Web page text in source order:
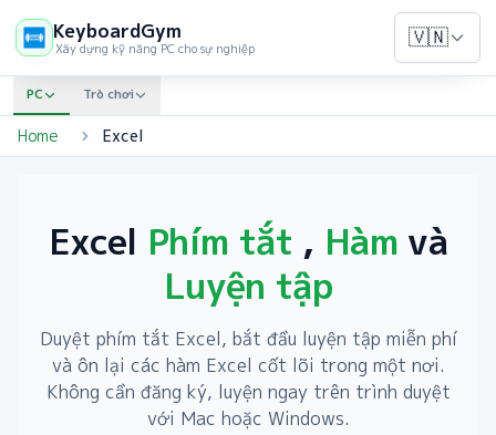
KeyboardGym
Xây dựng kỹ năng PC cho sự nghiệp 🇻🇳
PC Trò chơi
Home Excel
Excel Phím tắt , Hàm và
Luyện tập
Duyệt phím tắt Excel, bắt đầu luyện tập miễn phí
và ôn lại các hàm Excel cốt lõi trong một nơi.
Không cần đăng ký, luyện ngay trên trình duyệt
với Mac hoặc Windows.